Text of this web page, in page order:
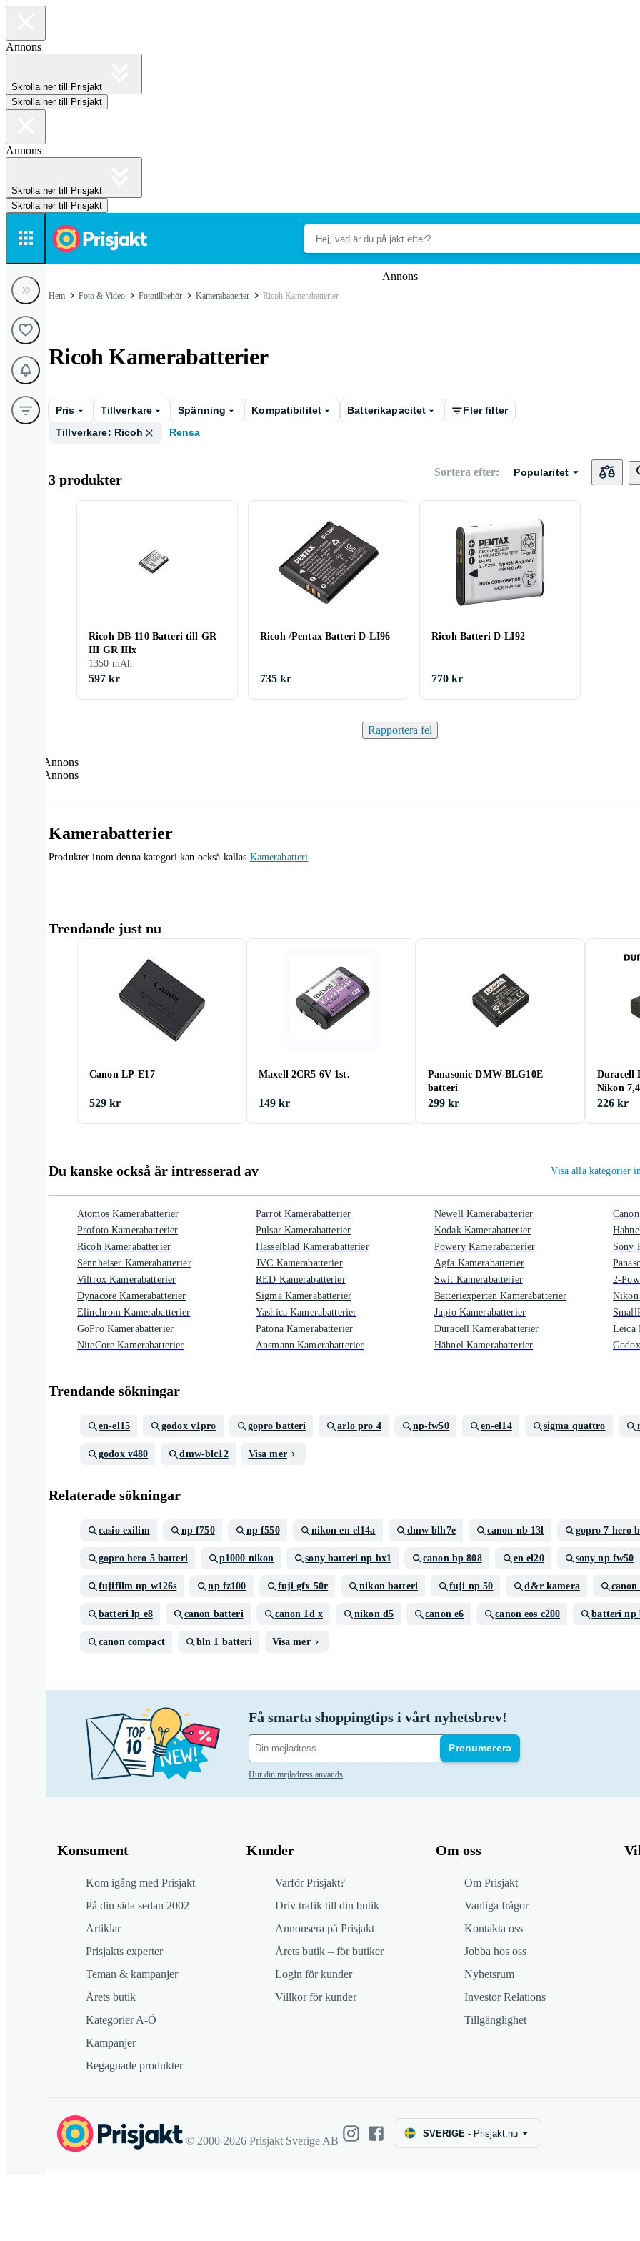
Annons
Skrolla ner till Prisjakt
Skrolla ner till Prisjakt
Annons
Skrolla ner till Prisjakt
Skrolla ner till Prisjakt
Annons
Hem Foto & Video Fototillbehör Kamerabatterier Ricoh Kamerabatterier
Ricoh Kamerabatterier
Pris Tillverkare Spänning Kompatibilitet Batterikapacitet
Fler filter
Tillverkare: Ricoh
Rensa
3 produkter Sortera efter: Popularitet
Ricoh DB-110 Batteri till GR
III GR IIIx
1350 mAh
597 kr
Ricoh /Pentax Batteri D-LI96
735 kr
Ricoh Batteri D-LI92
770 kr
Rapportera fel
Annons
Annons
Kamerabatterier
Produkter inom denna kategori kan också kallas Kamerabatteri.
Trendande just nu
Canon LP-E17
529 kr
Maxell 2CR5 6V 1st.
149 kr
Panasonic DMW-BLG10E
batteri
299 kr
Duracell
Nikon
226 kr
Du kanske också är intresserad av Visa alla kategorier
Atomos Kamerabatterier
Profoto Kamerabatterier
Ricoh Kamerabatterier
Sennheiser Kamerabatterier
Viltrox Kamerabatterier
Dynacore Kamerabatterier
Elinchrom Kamerabatterier
GoPro Kamerabatterier
NiteCore Kamerabatterier
Parrot Kamerabatterier
Pulsar Kamerabatterier
Hasselblad Kamerabatterier
JVC Kamerabatterier
RED Kamerabatterier
Sigma Kamerabatterier
Yashica Kamerabatterier
Patona Kamerabatterier
Ansmann Kamerabatterier
Newell Kamerabatterier
Kodak Kamerabatterier
Powery Kamerabatterier
Agfa Kamerabatterier
Swit Kamerabatterier
Batteriexperten Kamerabatterier
Jupio Kamerabatterier
Duracell Kamerabatterier
Hähnel Kamerabatterier
Sony
2-
Nikon
Leica
Trendande sökningar
en-el15 godox v1pro gopro batteri arlo pro 4 np-fw50 en-el14 sigma quattro
godox v480 dmw-blc12 Visa mer
Relaterade sökningar
casio exilim np f750 np f550 nikon en el14a dmw blh7e canon nb 13l gopro 7 hero
gopro hero 5 batteri p1000 nikon sony batteri np bx1 canon bp 808 en el20 sony np fw50
fujifilm np w126s np fz100 fuji gfx 50r nikon batteri fuji np 50 d&r kamera canon
batteri lp e8 canon batteri canon 1d x nikon d5 canon e6 canon eos c200 batteri np
canon compact bln 1 batteri Visa mer
Få smarta shoppingtips i vårt nyhetsbrev!
Prenumerera
Hur din mejladress används
Konsument
Kom igång med Prisjakt
På din sida sedan 2002
Artiklar
Prisjakts experter
Teman & kampanjer
Årets butik
Kategorier A-Ö
Kampanjer
Begagnade produkter
Kunder
Varför Prisjakt?
Driv trafik till din butik
Annonsera på Prisjakt
Årets butik – för butiker
Login för kunder
Villkor för kunder
Om oss
Om Prisjakt
Vanliga frågor
Kontakta oss
Jobba hos oss
Nyhetsrum
Investor Relations
Tillgänglighet
© 2000-2026 Prisjakt Sverige AB
SVERIGE - Prisjakt.nu